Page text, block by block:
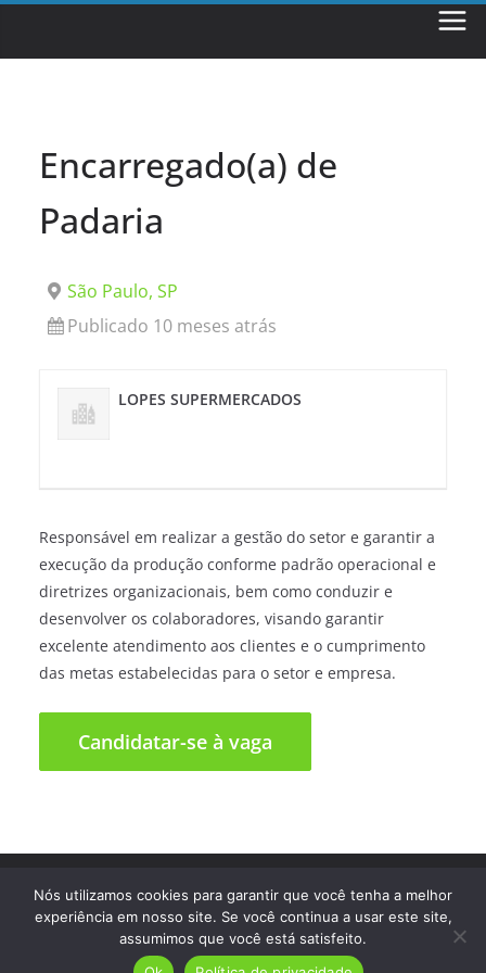
Encarregado(a) de
Padaria
São Paulo, SP
Publicado 10 meses atrás
LOPES SUPERMERCADOS
Responsável em realizar a gestão do setor e garantir a
execução da produção conforme padrão operacional e
diretrizes organizacionais, bem como conduzir e
desenvolver os colaboradores, visando garantir
excelente atendimento aos clientes e o cumprimento
das metas estabelecidas para o setor e empresa.
reservados.
Nós utilizamos cookies para garantir que você tenha a melhor
experiência em nosso site. Se você continua a usar este site,
assumimos que você está satisfeito.